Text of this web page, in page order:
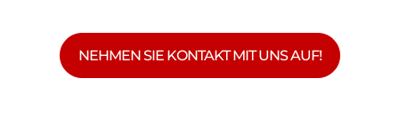
NEHMEN SIE KONTAKT MIT UNS AUF!